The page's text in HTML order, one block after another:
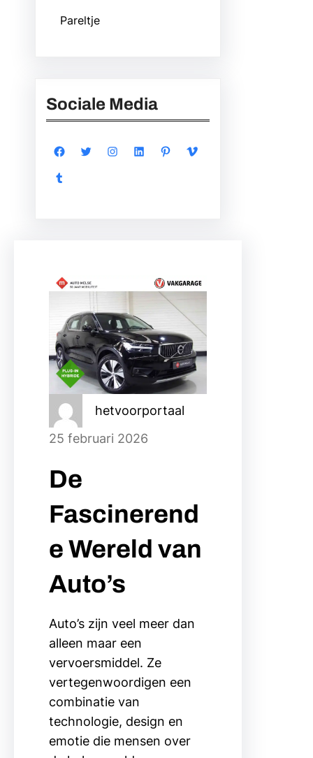
Pareltje
Sociale Media
Facebook Twitter Instagram LinkedIn Pinterest
Vimeo
Tumblr
hetvoorportaal
25 februari 2026
De
Fascinerend
e Wereld van
Auto’s
Auto’s zijn veel meer dan
alleen maar een
vervoersmiddel. Ze
vertegenwoordigen een
combinatie van
technologie, design en
emotie die mensen over